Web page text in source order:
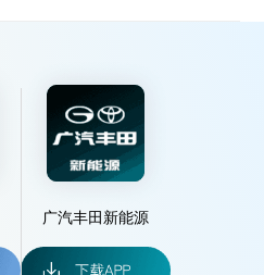
广汽丰田新能源